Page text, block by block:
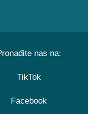
nas na:
TikTok
Facebook